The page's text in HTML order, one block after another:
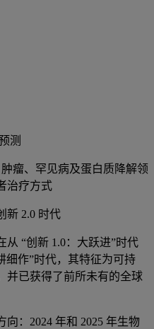
测
瘤、罕见病及蛋白质降解领
治疗方式
新 2.0 时代
“创新 1.0：大跃进”时代
细作”时代，其特征为可持
并已获得了前所未有的全球
：2024 年和 2025 年生物